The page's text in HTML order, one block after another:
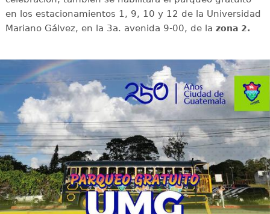
en los estacionamientos 1, 9, 10 y 12 de la Universidad
Mariano Gálvez, en la 3a. avenida 9-00, de la zona 2.